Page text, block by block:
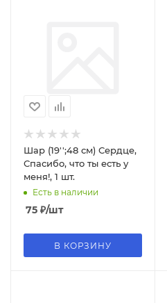
Шар (19'';48 см) Сердце,
Спасибо, что ты есть у
меня!, 1 шт.
Есть в наличии
75 ₽/шт
В КОРЗИНУ